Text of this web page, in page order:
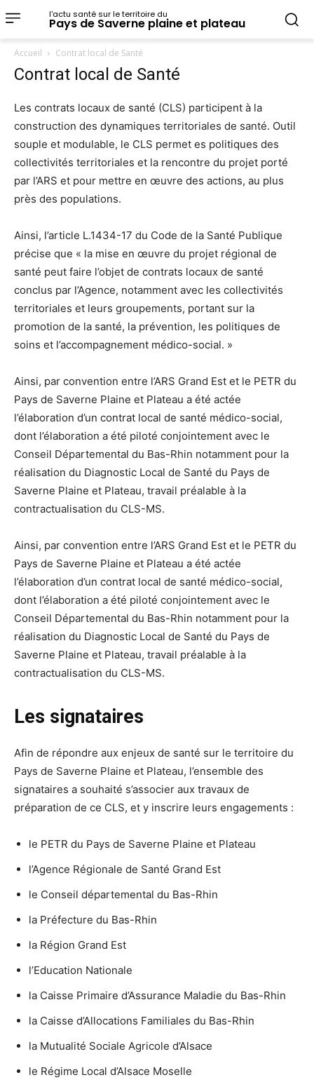
l'actu santé sur le territoire du
Pays de Saverne plaine et plateau
Accueil Contrat local de Santé
Contrat local de Santé
Les contrats locaux de santé (CLS) participent à la
construction des dynamiques territoriales de santé. Outil
souple et modulable, le CLS permet es politiques des
collectivités territoriales et la rencontre du projet porté
par l’ARS et pour mettre en œuvre des actions, au plus
près des populations.
Ainsi, l’article L.1434-17 du Code de la Santé Publique
précise que « la mise en œuvre du projet régional de
santé peut faire l’objet de contrats locaux de santé
conclus par l’Agence, notamment avec les collectivités
territoriales et leurs groupements, portant sur la
promotion de la santé, la prévention, les politiques de
soins et l’accompagnement médico-social. »
Ainsi, par convention entre l’ARS Grand Est et le PETR du
Pays de Saverne Plaine et Plateau a été actée
l’élaboration d’un contrat local de santé médico-social,
dont l’élaboration a été piloté conjointement avec le
Conseil Départemental du Bas-Rhin notamment pour la
réalisation du Diagnostic Local de Santé du Pays de
Saverne Plaine et Plateau, travail préalable à la
contractualisation du CLS-MS.
Ainsi, par convention entre l’ARS Grand Est et le PETR du
Pays de Saverne Plaine et Plateau a été actée
l’élaboration d’un contrat local de santé médico-social,
dont l’élaboration a été piloté conjointement avec le
Conseil Départemental du Bas-Rhin notamment pour la
réalisation du Diagnostic Local de Santé du Pays de
Saverne Plaine et Plateau, travail préalable à la
contractualisation du CLS-MS.
Les signataires
Afin de répondre aux enjeux de santé sur le territoire du
Pays de Saverne Plaine et Plateau, l’ensemble des
signataires a souhaité s’associer aux travaux de
préparation de ce CLS, et y inscrire leurs engagements :
le PETR du Pays de Saverne Plaine et Plateau
l’Agence Régionale de Santé Grand Est
le Conseil départemental du Bas-Rhin
la Préfecture du Bas-Rhin
la Région Grand Est
l’Education Nationale
la Caisse Primaire d’Assurance Maladie du Bas-Rhin
la Caisse d’Allocations Familiales du Bas-Rhin
la Mutualité Sociale Agricole d’Alsace
le Régime Local d’Alsace Moselle